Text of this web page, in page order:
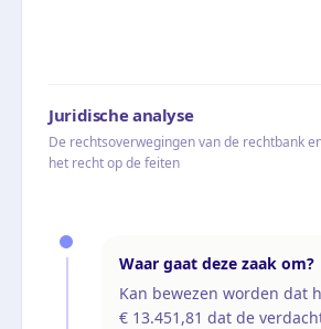
Juridische analyse
De rechtsoverwegingen van de rechtbank
het recht op de feiten
Waar gaat deze zaak om?
Kan bewezen worden dat
€ 13.451,81 dat de